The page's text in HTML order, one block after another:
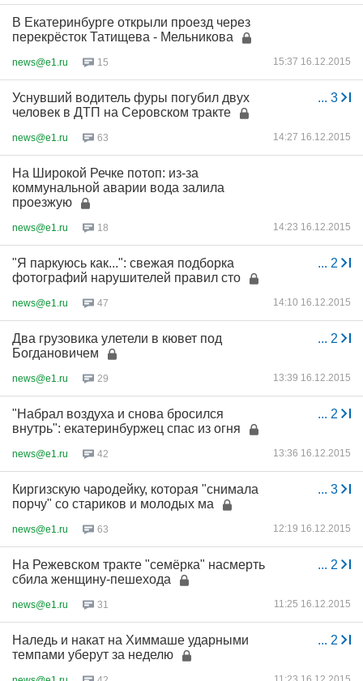
В Екатеринбурге открыли проезд через
перекрёсток Татищева - Мельникова
news@e1.ru 15 15:37 16.12.2015
... 3
Уснувший водитель фуры погубил двух
человек в ДТП на Серовском тракте
news@e1.ru 63 14:27 16.12.2015
На Широкой Речке потоп: из-за
коммунальной аварии вода залила
проезжую
news@e1.ru 18 14:23 16.12.2015
... 2
"Я паркуюсь как...": свежая подборка
фотографий нарушителей правил сто
news@e1.ru 47 14:10 16.12.2015
... 2
Два грузовика улетели в кювет под
Богдановичем
news@e1.ru 29 13:39 16.12.2015
... 2
"Набрал воздуха и снова бросился
внутрь": екатеринбуржец спас из огня
news@e1.ru 42 13:36 16.12.2015
... 3
Киргизскую чародейку, которая "снимала
порчу" со стариков и молодых ма
news@e1.ru 63 12:19 16.12.2015
... 2
На Режевском тракте "семёрка" насмерть
сбила женщину-пешехода
news@e1.ru 31 11:25 16.12.2015
... 2
Наледь и накат на Химмаше ударными
темпами уберут за неделю